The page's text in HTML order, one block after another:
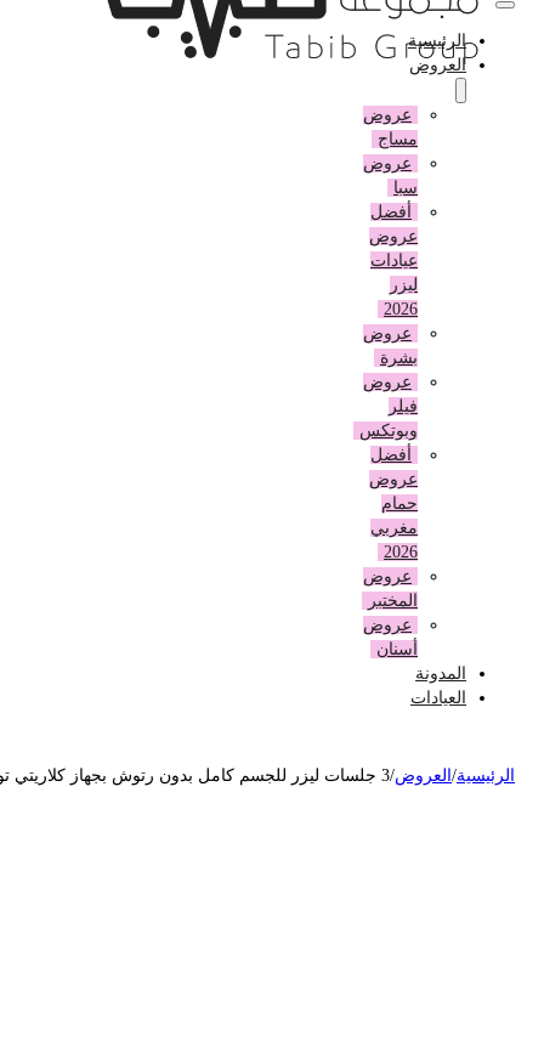
الرئيسية
العروض
عروض
مساج
عروض
أفضل
عروض
عيادات
عروض
بشرة
عروض
وبوتكس
أفضل
عروض
حمام
مغربي
عروض
المختبر
عروض
أسنان
المدونة
العيادات
/العروض 3 جلسات ليزر للجسم كامل بدون رتوش بجهاز كلاريتي تو